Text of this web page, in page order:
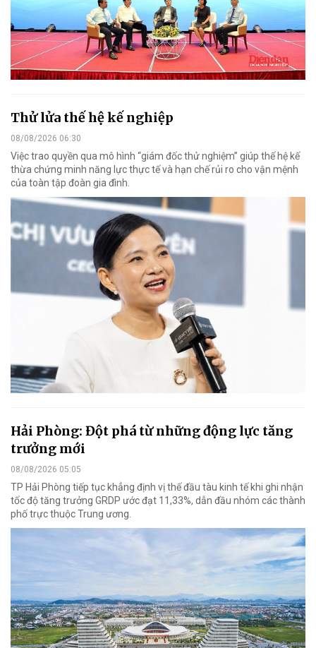
Thử lửa thế hệ kế nghiệp
08/08/2026 06:30
Việc trao quyền qua mô hình “giám đốc thử nghiệm” giúp thế hệ kế
thừa chứng minh năng lực thực tế và hạn chế rủi ro cho vận mệnh
của toàn tập đoàn gia đình.
Hải Phòng: Đột phá từ những động lực tăng
trưởng mới
08/08/2026 05:05
TP Hải Phòng tiếp tục khẳng định vị thế đầu tàu kinh tế khi ghi nhận
tốc độ tăng trưởng GRDP ước đạt 11,33%, dẫn đầu nhóm các thành
phố trực thuộc Trung ương.